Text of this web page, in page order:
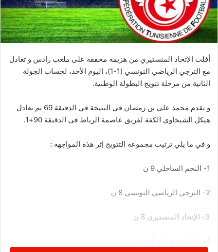
أفلت الإتحاد المنستيري من هزيمة محققة على ملعب رادس و تعادل
مع الترجي الرياضي التونسي (1-1)، اليوم الأحد، لحساب الجولة
الثانية من مرحلة تتويج البطولة الوطنية.
و تقدم محمد علي بن رمضان في النتيجة في الدقيقة 69 ثم تعادل
هيكل الشيخاوي الكفة لفريق عاصمة الرباط في الدقيقة 90+1.
و في ما يلي ترتيب مجموعة التتويج إثر هذه المواجهة :
1- النجم الساحلي 9 ن
2- الترجي الرياضي التونسي 8 ن
3- الإتحاد المنستيري 8 ن